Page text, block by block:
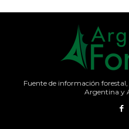
Fuente de información
Argentina y